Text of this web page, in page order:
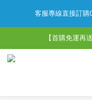
【限時特惠
【限時特惠】
【首購免運再
客服專線直接訂